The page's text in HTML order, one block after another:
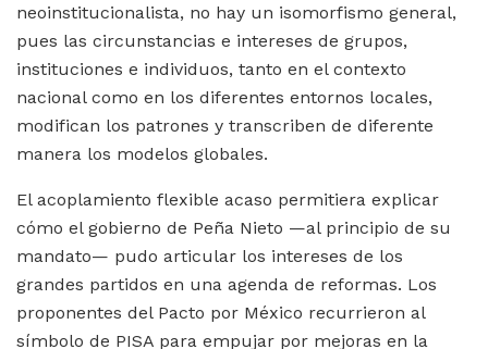
neoinstitucionalista, no hay un isomorfismo general,
pues las circunstancias e intereses de grupos,
instituciones e individuos, tanto en el contexto
nacional como en los diferentes entornos locales,
modifican los patrones y transcriben de diferente
manera los modelos globales.
El acoplamiento flexible acaso permitiera explicar
cómo el gobierno de Peña Nieto —al principio de su
mandato— pudo articular los intereses de los
grandes partidos en una agenda de reformas. Los
proponentes del Pacto por México recurrieron al
símbolo de PISA para empujar por mejoras en la